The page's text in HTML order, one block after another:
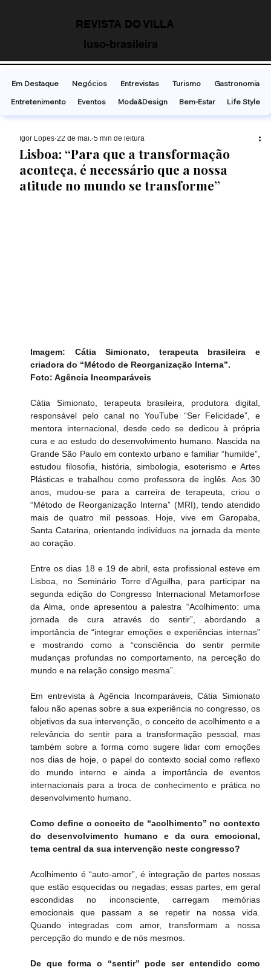
REVISTA DO VILLA
luso-brasileira
Lisboa: “Para que a transformação
aconteça, é necessário que a nossa
atitude no mundo se transforme”
Ígor Lopes 22 de mai. 5 min de leitura
Imagem: Cátia Simionato, terapeuta brasileira e
criadora do “Método de Reorganização Interna”.
Foto: Agência Incomparáveis
Cátia Simionato, terapeuta brasileira, produtora digital,
responsável pelo canal no YouTube “Ser Felicidade”, e
mentora internacional, desde cedo se dedicou à própria
cura e ao estudo do desenvolvimento humano. Nascida na
Grande São Paulo em contexto urbano e familiar “humilde”,
estudou filosofia, história, simbologia, esoterismo e Artes
Plásticas e trabalhou como professora de inglês. Aos 30
anos, mudou-se para a carreira de terapeuta, criou o
“Método de Reorganização Interna” (MRI), tendo atendido
mais de quatro mil pessoas. Hoje, vive em Garopaba,
Santa Catarina, orientando indivíduos na jornada da mente
ao coração.
Entre os dias 18 e 19 de abril, esta profissional esteve em
Lisboa, no Seminário Torre d’Aguilha, para participar na
segunda edição do Congresso Internacional Metamorfose
da Alma, onde apresentou a palestra “Acolhimento: uma
jornada de cura através do sentir”, abordando a
importância de “integrar emoções e experiências internas”
e mostrando como a “consciência do sentir permite
mudanças profundas no comportamento, na perceção do
mundo e na relação consigo mesma”.
Em entrevista à Agência Incomparáveis, Cátia Simionato
falou não apenas sobre a sua experiência no congresso, os
objetivos da sua intervenção, o conceito de acolhimento e a
relevância do sentir para a transformação pessoal, mas
também sobre a forma como sugere lidar com emoções
nos dias de hoje, o papel do contexto social como reflexo
do mundo interno e ainda a importância de eventos
internacionais para a troca de conhecimento e prática no
desenvolvimento humano.
Como define o conceito de “acolhimento” no contexto
do desenvolvimento humano e da cura emocional,
tema central da sua intervenção neste congresso?
Acolhimento é “auto-amor”, é integração de partes nossas
que estão esquecidas ou negadas; essas partes, em geral
escondidas no inconsciente, carregam memórias
emocionais que passam a se repetir na nossa vida.
Quando integradas com amor, transformam a nossa
percepção do mundo e de nós mesmos.
De que forma o “sentir” pode ser entendido como
Em Destaque Negócios Entrevistas Turismo
Gastronomia
Entretenimento
Eventos Moda&Design Bem-Estar Life Style